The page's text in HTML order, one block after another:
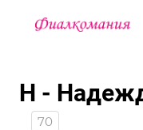
Н -
70